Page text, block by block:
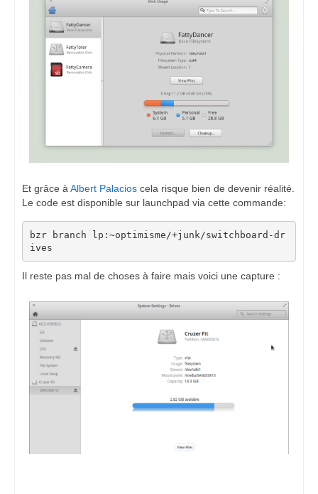
Et grâce à Albert Palacios cela risque bien de devenir réalité.
Le code est disponible sur launchpad via cette commande:
bzr branch lp:~optimisme/+junk/switchboard-dr
ives
Il reste pas mal de choses à faire mais voici une capture :